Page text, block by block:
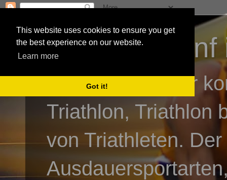
This website uses cookies to ensure you get
the best experience on our website.
Learn more
Got it!
3athlon - #dnf
Kai Baumgartner
Triathlon, Triathlon
von Triathleten.